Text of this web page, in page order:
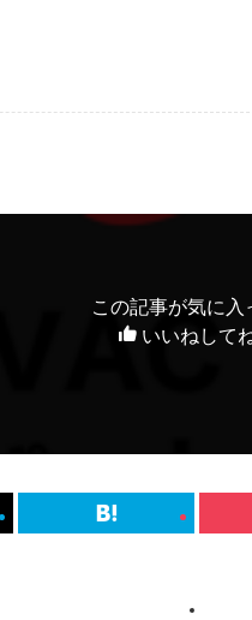
この記事が気に入
いいねして